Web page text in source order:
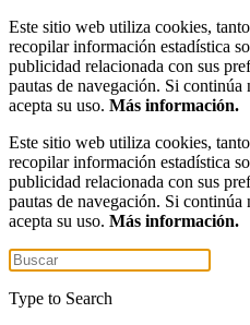
Este sitio web utiliza cookies,
recopilar información estadística
publicidad relacionada con sus
pautas de navegación. Si continúa
acepta su uso. Más información.
Este sitio web utiliza cookies,
recopilar información estadística
publicidad relacionada con sus
pautas de navegación. Si continúa
acepta su uso. Más información.
Type to Search